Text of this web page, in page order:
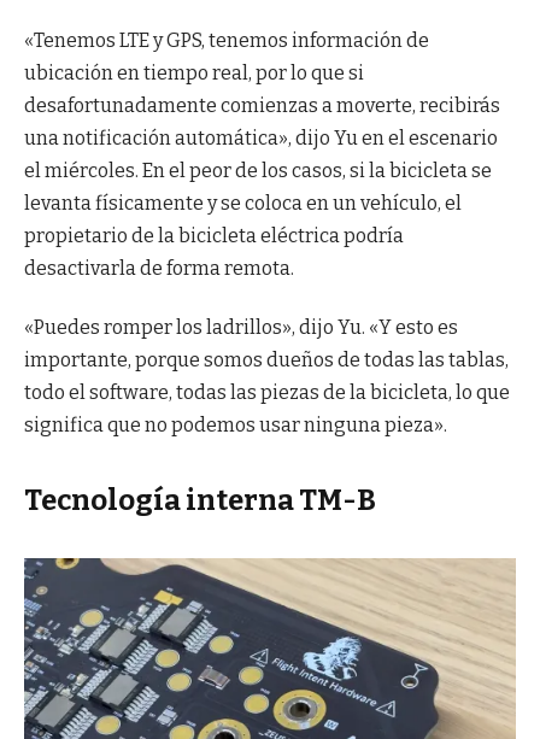
«Tenemos LTE y GPS, tenemos información de
ubicación en tiempo real, por lo que si
desafortunadamente comienzas a moverte, recibirás
una notificación automática», dijo Yu en el escenario
el miércoles. En el peor de los casos, si la bicicleta se
levanta físicamente y se coloca en un vehículo, el
propietario de la bicicleta eléctrica podría
desactivarla de forma remota.
«Puedes romper los ladrillos», dijo Yu. «Y esto es
importante, porque somos dueños de todas las tablas,
todo el software, todas las piezas de la bicicleta, lo que
significa que no podemos usar ninguna pieza».
Tecnología interna TM-B